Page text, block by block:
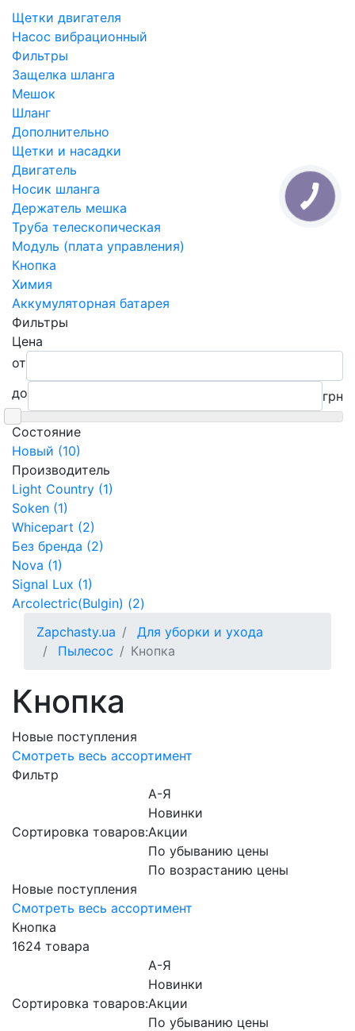
Щетки двигателя
Насос вибрационный
Фильтры
Защелка шланга
Мешок
Шланг
Дополнительно
Щетки и насадки
Двигатель
Носик шланга
Держатель мешка
Труба телескопическая
Модуль (плата управления)
Кнопка
Химия
Аккумуляторная батарея
Фильтры
Цена
от
до
грн
Состояние
Новый (10)
Производитель
Light Country (1)
Soken (1)
Whicepart (2)
Без бренда (2)
Nova (1)
Signal Lux (1)
Arcolectric(Bulgin) (2)
Zapchasty.ua
Для уборки и ухода
Пылесос
Кнопка
Кнопка
Новые поступления
Смотреть весь ассортимент
Фильтр
Сортировка товаров:
А-Я
Новинки
Акции
По убыванию цены
По возрастанию цены
Новые поступления
Смотреть весь ассортимент
Кнопка
1624 товара
Сортировка товаров:
А-Я
Новинки
Акции
По убыванию цены